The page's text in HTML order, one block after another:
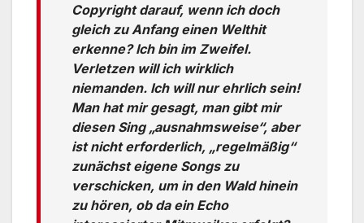
Copyright darauf, wenn ich doch
gleich zu Anfang einen Welthit
erkenne? Ich bin im Zweifel.
Verletzen will ich wirklich
niemanden. Ich will nur ehrlich sein!
Man hat mir gesagt, man gibt mir
diesen Sing „ausnahmsweise“, aber
ist nicht erforderlich, „regelmäßig“
zunächst eigene Songs zu
verschicken, um in den Wald hinein
zu hören, ob da ein Echo